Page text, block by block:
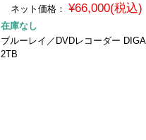
ネット価格：
¥66,000(税込)
在庫なし
ブルーレイ／DVDレコーダー DIGA
2TB